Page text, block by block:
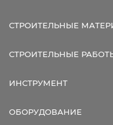
СТРОИТЕЛЬНЫЕ
СТРОИТЕЛЬНЫЕ
ИНСТРУМЕНТ
ОБОРУДОВАНИЕ